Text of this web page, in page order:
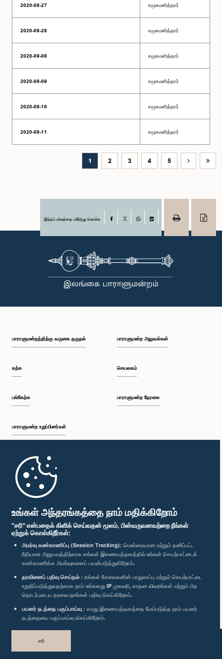
உங்கள் அந்தரங்கத்தை நாம் மதிக்கிறோம்
"சரி" என்பதைக் கிளிக் செய்வதன் மூலம், பின்வருவனவற்றை நீங்கள்
ஏற்றுக் கொள்கிறீர்கள்:
அமர்வு கண்காணிப்பு (Session Tracking): மென்மையான மற்றும் தனிப்பட்ட
ரீதியான அனுபவத்திற்காக எங்கள் இணையத்தளத்தில் உங்கள் செயற்பாட்டைக்
கண்காணிக்க அமர்வுகளைப் பயன்படுத்துகிறோம்.
தரவினைப் பதிவு செய்தல் : எங்கள் சேவைகளின் பாதுகாப்பு மற்றும் செயற்பாட்டை
உறுதிப்படுத்துவதற்காக நாம் உங்களது IP முகவரி, சாதன விவரங்கள் மற்றும் பிற
தொடர்புடைய தரவை நாங்கள் பதிவு செய்கிறோம்.
பயனர் நடத்தை பகுப்பாய்வு : எமது இணையத்தளத்தை மேம்படுத்த நாம் பயனர்
நடத்தையை பகுப்பாய்வு செய்கிறோம்.
சரி
2020-08-27 சமூகமளித்தார்
2020-08-28 சமூகமளித்தார்
2020-09-08 சமூகமளித்தார்
2020-09-09 சமூகமளித்தார்
2020-09-10 சமூகமளித்தார்
2020-09-11 சமூகமளித்தார்
1 2 3 4 5
இந்தப் பக்கத்தை பகிர்ந்து கொள்க Facebook
பாராளுமன்றத்திற்கு வருகை தருதல்
கற்க
பங்கேற்க
பாராளுமன்ற உறுப்பினர்கள்
முதற்பக்கம்
பாராளுமன்ற அலுவல்கள்
செயலகம்
பாராளுமன்ற நேரலை
பாராளுமன்ற கையடக்க செயலி
எம்மை பின்தொடர்க :
விருதுகள்
தனியுரிமைக் கொள்கை